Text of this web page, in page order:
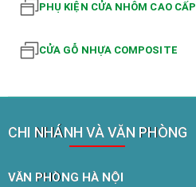
PHỤ KIỆN CỬA NHÔM CAO CẤP
CỬA GỖ NHỰA COMPOSITE
CHI NHÁNH VÀ VĂN PHÒNG
VĂN PHÒNG HÀ NỘI